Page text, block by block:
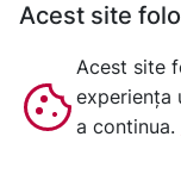
Acest site
Acest site
experiența
a continua.